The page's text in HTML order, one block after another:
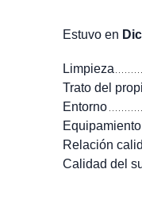
Estuvo en
Limpieza
Trato del
Entorno
Equipamiento
Relación
Calidad del